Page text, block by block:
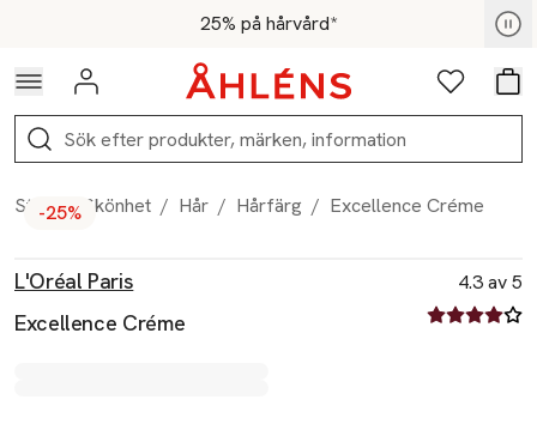
Hoppa till navigationsmenyn25% på hårvård*
För medlemmar - Shoppa nu
Logga in Favoriter
Sök
Start / Skönhet / Hår / Hårfärg / Excellence Créme
-25%
L'Oréal Paris
Excellence Créme
4.3 av 5
4.3 av fem